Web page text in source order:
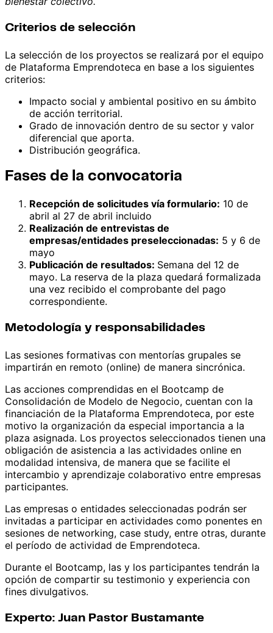
Criterios de selección
La selección de los proyectos se realizará por el equipo
de Plataforma Emprendoteca en base a los siguientes
criterios:
Impacto social y ambiental positivo en su ámbito
de acción territorial.
Grado de innovación dentro de su sector y valor
diferencial que aporta.
Distribución geográfica.
Fases de la convocatoria
Recepción de solicitudes vía formulario: 10 de
abril al 27 de abril incluido
Realización de entrevistas de
empresas/entidades preseleccionadas: 5 y 6 de
mayo
Publicación de resultados: Semana del 12 de
mayo. La reserva de la plaza quedará formalizada
una vez recibido el comprobante del pago
correspondiente.
Metodología y responsabilidades
Las sesiones formativas con mentorías grupales se
impartirán en remoto (online) de manera sincrónica.
Las acciones comprendidas en el Bootcamp de
Consolidación de Modelo de Negocio, cuentan con la
financiación de la Plataforma Emprendoteca, por este
motivo la organización da especial importancia a la
plaza asignada. Los proyectos seleccionados tienen una
obligación de asistencia a las actividades online en
modalidad intensiva, de manera que se facilite el
intercambio y aprendizaje colaborativo entre empresas
participantes.
Las empresas o entidades seleccionadas podrán ser
invitadas a participar en actividades como ponentes en
sesiones de networking, case study, entre otras, durante
el período de actividad de Emprendoteca.
Durante el Bootcamp, las y los participantes tendrán la
opción de compartir su testimonio y experiencia con
fines divulgativos.
Experto: Juan Pastor Bustamante